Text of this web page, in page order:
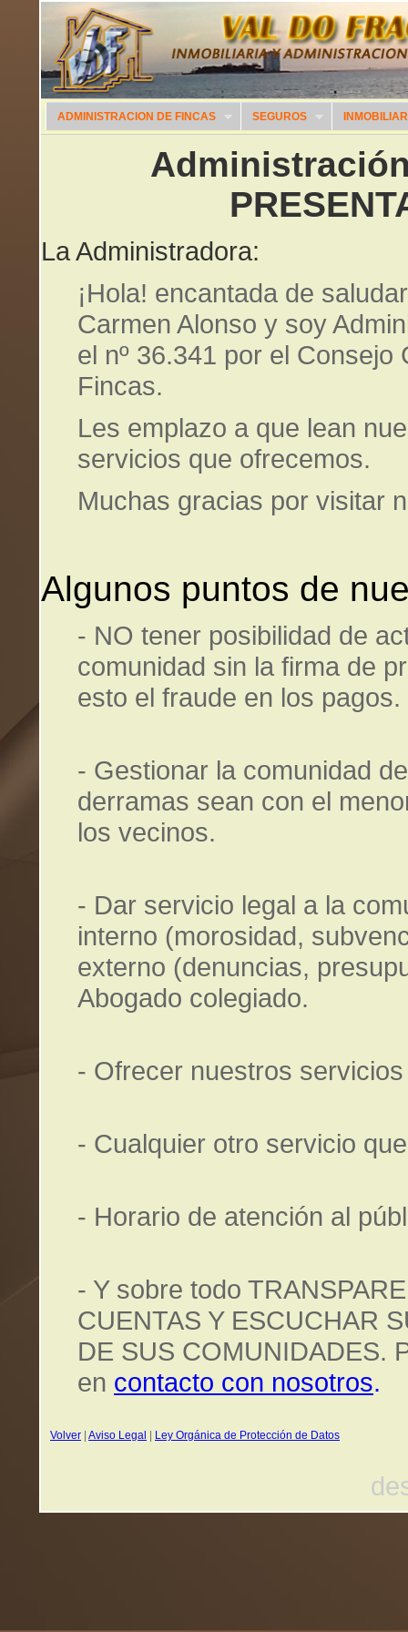
ADMINISTRACION DE FINCAS SEGUROS
La Administradora:
¡Hola! encantada de
Carmen Alonso y soy
el nº 36.341 por el
Fincas.
Les emplazo a que lean
servicios que ofrecemos.
Muchas gracias por visitar
Algunos puntos de
- NO tener posibilidad de
comunidad sin la firma de
esto el fraude en los pagos.
- Gestionar la comunidad
derramas sean con el
los vecinos.
- Dar servicio legal a la
interno (morosidad,
externo (denuncias,
Abogado colegiado.
- Ofrecer nuestros
- Cualquier otro servicio
- Horario de atención al
- Y sobre todo
CUENTAS Y ESCUCHAR
DE SUS COMUNIDADES.
en contacto con nosotros.
Volver | Aviso Legal | Ley Orgánica de Protección de Datos